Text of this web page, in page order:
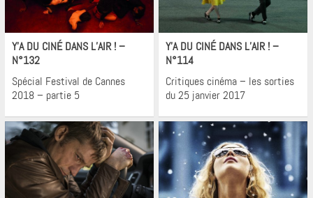
Cinéma
Y’A DU CINÉ DANS L’AIR ! –
N°132
Spécial Festival de Cannes
2018 – partie 5
Cinéma
Y’A DU CINÉ DANS L’AIR ! –
N°114
Critiques cinéma – les sorties
du 25 janvier 2017